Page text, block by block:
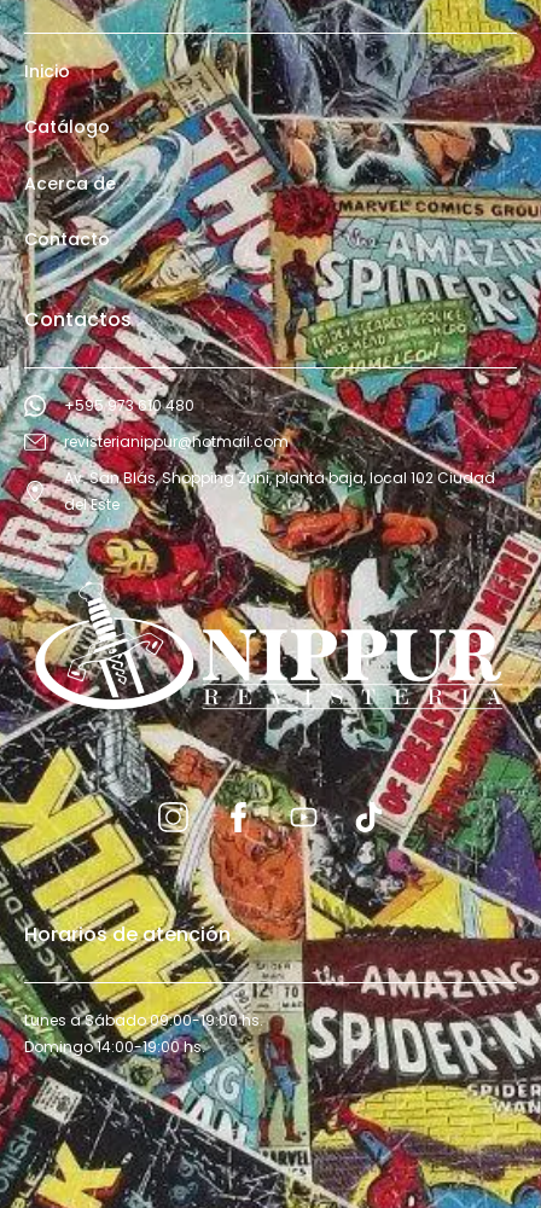
Inicio
Catálogo
Acerca de
Contacto
Contactos
+595 973 610 480
revisterianippur@hotmail.com
Av. San Blás, Shopping Zuni, planta baja, local 102 Ciudad
del Este
Horarios de atención
Lunes a Sábado 09:00-19:00 hs.
Domingo 14:00-19:00 hs.